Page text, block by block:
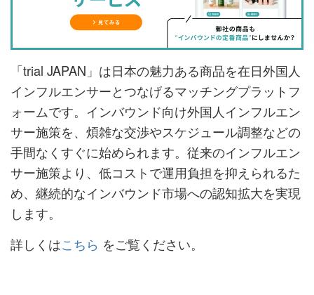
「trial JAPAN」は日本の魅力ある商品を在日外国人
インフルエンサーとつなげるマッチングプラットフ
ォームです。インバウンド向け外国人インフルエン
サー施策を、煩雑な交渉やスケジュール調整などの
手間なくすぐに始められます。従来のインフルエン
サー施策より、低コストで運用負担を抑えられるた
め、継続的なインバウンド市場への認知拡大を実現
します。
詳しくはこちら をご覧ください。